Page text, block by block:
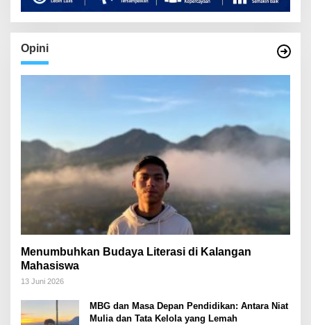
Opini
Menumbuhkan Budaya Literasi di Kalangan
Mahasiswa
13 Juni 2026
MBG dan Masa Depan Pendidikan: Antara Niat
Mulia dan Tata Kelola yang Lemah